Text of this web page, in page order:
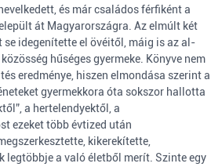
és már családos férfiként a
át Magyarországra. Az elmúlt két
idegenítette el övéitől, máig is az al-
hűséges gyermeke. Könyve nem
eredménye, hiszen elmondása szerint a
gyermekkora óta sokszor hallotta
a hertelendyektől, a
ezeket több évtized után
kikerekítette,
legtöbbje a való életből merít. Szinte egy